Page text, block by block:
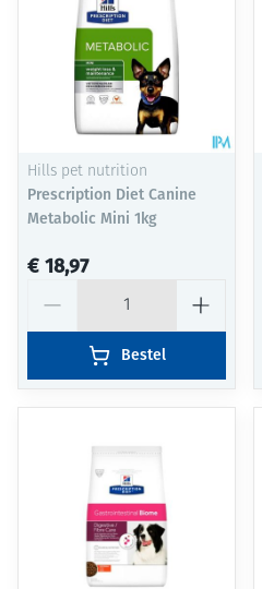
Hills pet nutrition
Prescription Diet Canine
Metabolic Mini 1kg
€ 18,97
Bestel